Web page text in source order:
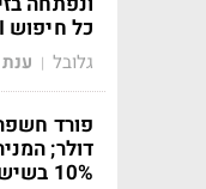
כל חיפוש AI מכניס פי 10 מהעלות ש
גלובל |
דולר;
10% בשישה ימי מסחר